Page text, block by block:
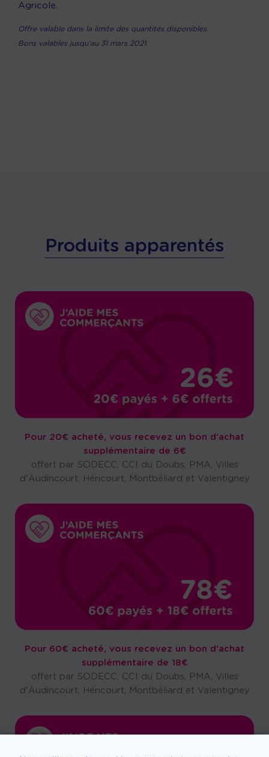
Agricole.
Offre valable dans la limite des quantités disponibles.
Bons valables jusqu’au 31 mars 2021.
Produits apparentés
Pour 20€ acheté, vous recevez un bon d'achat
supplémentaire de 6€
offert par SODECC, CCI du Doubs, PMA, Villes
d'Audincourt, Héricourt, Montbéliard et Valentigney
Pour 60€ acheté, vous recevez un bon d'achat
supplémentaire de 18€
offert par SODECC, CCI du Doubs, PMA, Villes
d'Audincourt, Héricourt, Montbéliard et Valentigney